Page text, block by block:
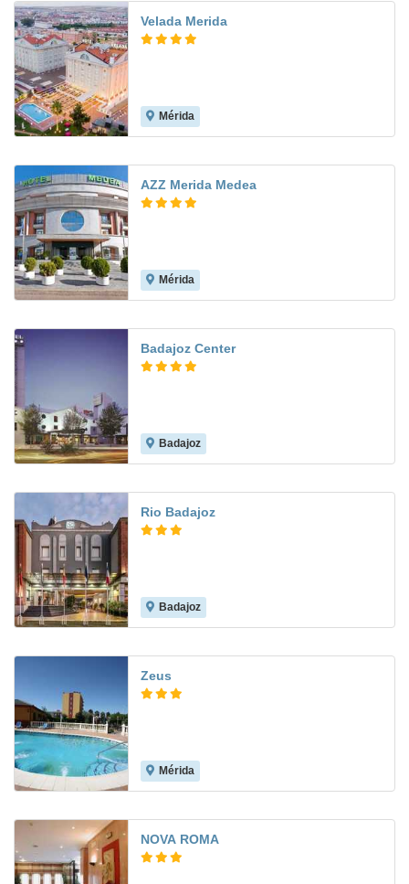
Velada Merida
Mérida
AZZ Merida Medea
Mérida
Badajoz Center
Badajoz
Rio Badajoz
Badajoz
Zeus
Mérida
NOVA ROMA